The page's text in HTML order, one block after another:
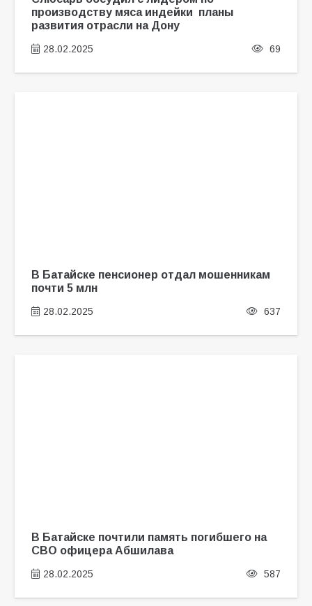
производству мяса индейки планы
развития отрасли на Дону
28.02.2025 69
В Батайске пенсионер отдал мошенникам
почти 5 млн
28.02.2025 637
В Батайске почтили память погибшего на
СВО офицера Абшилава
28.02.2025 587